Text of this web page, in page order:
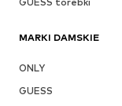
MARKI DAMSKIE
ONLY
GUESS